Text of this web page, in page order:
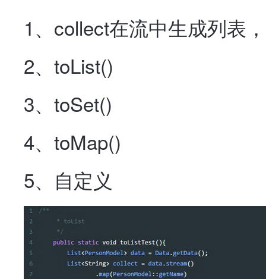
1、collect在流中生成列表
2、toList()
3、toSet()
4、toMap()
5、自定义